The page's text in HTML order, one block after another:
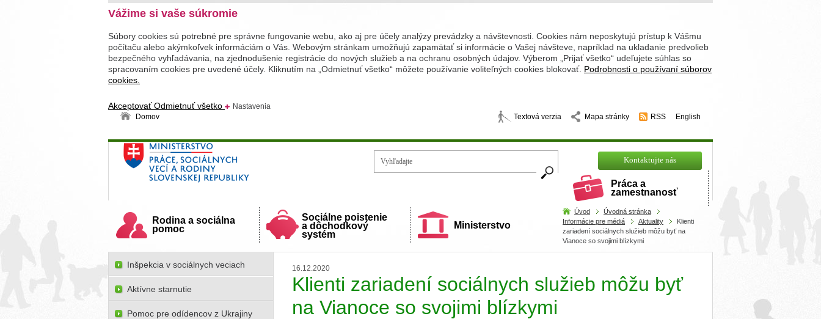
Vážime si vaše súkromie
Súbory cookies sú potrebné pre správne fungovanie webu, ako aj pre účely analýzy prevádzky a návštevnosti. Cookies nám neposkytujú prístup k Vášmu
počítaču alebo akýmkoľvek informáciám o Vás. Webovým stránkam umožňujú zapamätať si informácie o Vašej návšteve, napríklad na ukladanie predvolieb
bezpečného vyhľadávania, na zjednodušenie registrácie do nových služieb a na ochranu osobných údajov. Výberom „Prijať všetko“ udeľujete súhlas so
spracovaním cookies pre uvedené účely. Kliknutím na „Odmietnuť všetko“ môžete používanie voliteľných cookies blokovať. Podrobnosti o používaní súborov
cookies.
AkceptovaťOdmietnuť všetko
Nastavenia
Domov
Textová verzia Mapa stránky RSS English
Ministerstvo práce, sociálnych vecí a rodiny
Slovenskej republiky
Kontaktujte nás
Práca a
zamestnanosť
Rodina a sociálna
pomoc
Sociálne poistenie
a dôchodkový
systém
Ministerstvo
Úvod
Úvodná stránka
Informácie pre médiá
Aktuality
Klienti
zariadení sociálnych služieb môžu byť na
Vianoce so svojimi blízkymi
16.12.2020
Klienti zariadení sociálnych služieb môžu byť
na Vianoce so svojimi blízkymi
Inšpekcia v sociálnych veciach
Aktívne starnutie
Pomoc pre odídencov z Ukrajiny